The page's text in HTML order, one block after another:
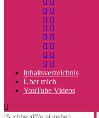
Inhaltsverzeichnis
Über mich
YouTube Videos
Search